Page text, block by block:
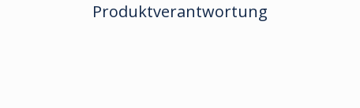
Produktverantwortung